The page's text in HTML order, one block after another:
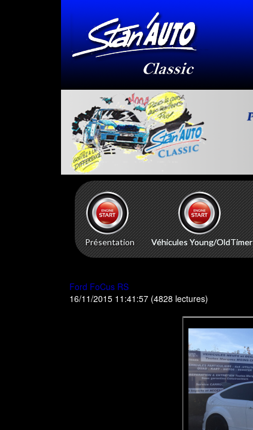
Présentation Véhicules Young/OldTimer
Ford FoCus RS
16/11/2015 11:41:57 (4828 lectures)